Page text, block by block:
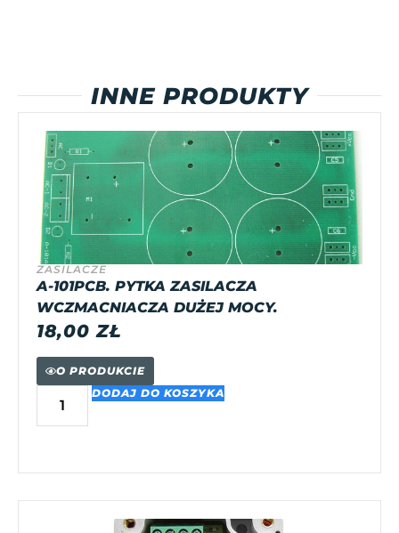
INNE PRODUKTY
ZASILACZE
A-101PCB. PYTKA ZASILACZA
WCZMACNIACZA DUŻEJ MOCY.
18,00ZŁ
O PRODUKCIE
DODAJ DO KOSZYKA